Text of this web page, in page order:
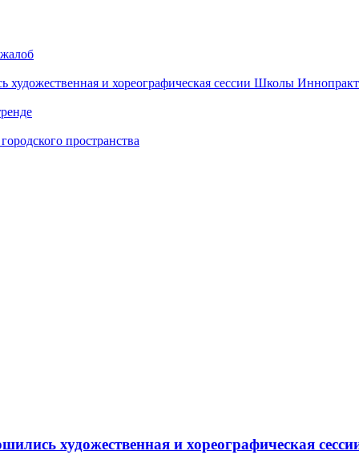
художественная и хореографическая сессии Школы
пространства
художественная и хореографическая